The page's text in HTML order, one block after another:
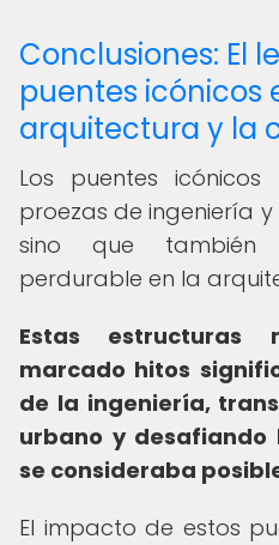
Conclusiones: El
puentes icónicos
arquitectura y la
Los puentes
proezas de ingeniería
sino que
perdurable en la
Estas estructuras
marcado hitos
de la ingeniería,
urbano y
se consideraba
El impacto de estos